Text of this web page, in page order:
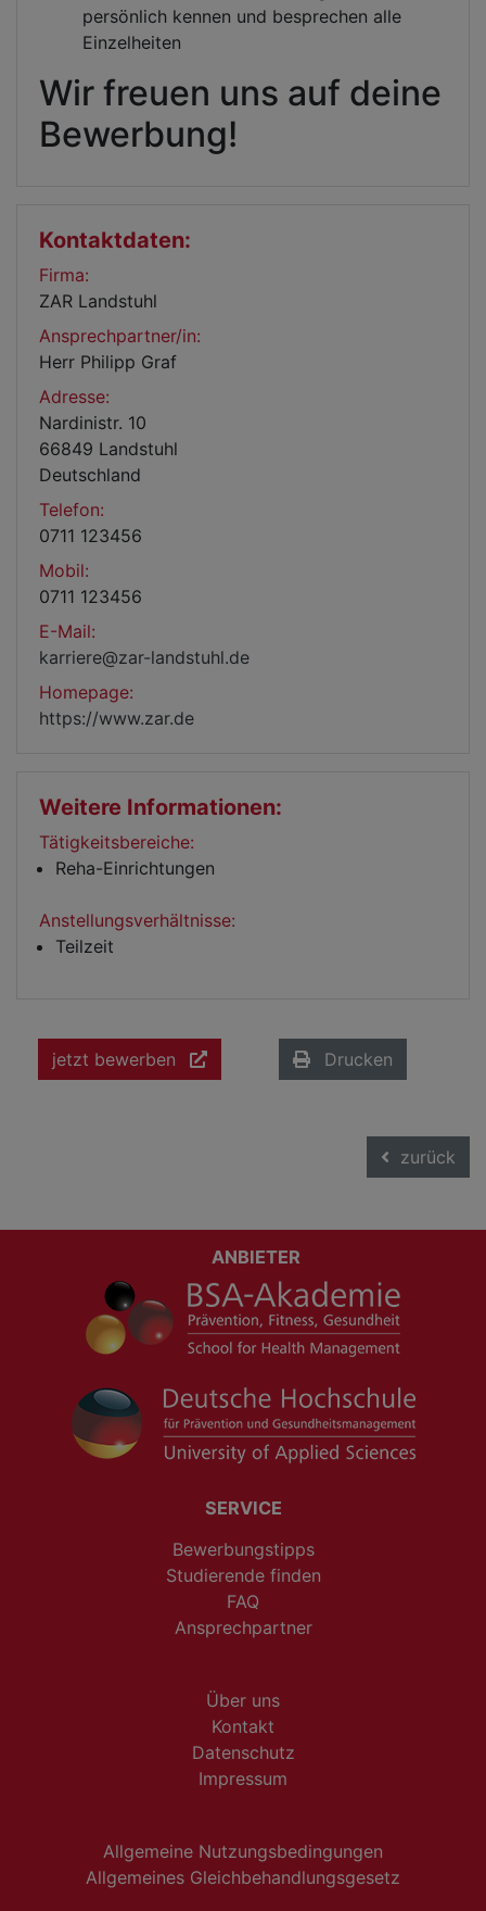
persönlich kennen und besprechen alle
Einzelheiten
Wir freuen uns auf deine
Bewerbung!
Kontaktdaten:
Firma:
ZAR Landstuhl
Ansprechpartner/in:
Herr Philipp Graf
Adresse:
Nardinistr. 10
66849 Landstuhl
Deutschland
Telefon:
0711 123456
Mobil:
0711 123456
E-Mail:
karriere@zar-landstuhl.de
Homepage:
https://www.zar.de
Weitere Informationen:
Tätigkeitsbereiche:
Reha-Einrichtungen
Anstellungsverhältnisse:
Teilzeit
jetzt bewerben Drucken
zurück
ANBIETER
SERVICE
Bewerbungstipps
Studierende finden
FAQ
Ansprechpartner
Über uns
Kontakt
Datenschutz
Impressum
Allgemeine Nutzungsbedingungen
Allgemeines Gleichbehandlungsgesetz